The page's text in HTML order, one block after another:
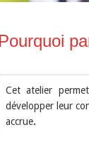
Pourquoi
Cet atelier
développer leur
accrue.